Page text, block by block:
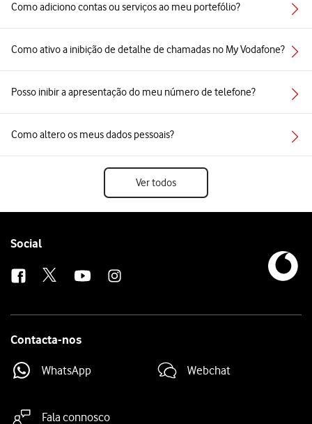
Como adiciono contas ou serviços ao meu portefólio?
Como ativo a inibição de detalhe de chamadas no My Vodafone?
Posso inibir a apresentação do meu número de telefone?
Como altero os meus dados pessoais?
Ver todos
Follow
Social
Contacta-nos
WhatsApp Webchat
Fala connosco